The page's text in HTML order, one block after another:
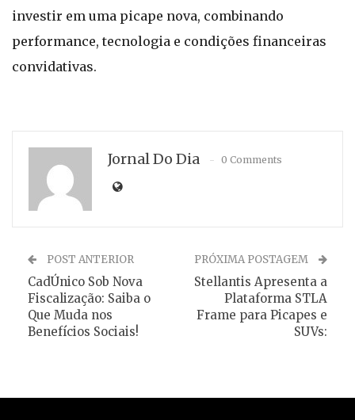
investir em uma picape nova, combinando
performance, tecnologia e condições financeiras
convidativas.
Jornal Do Dia 0 Comments
POST ANTERIOR
CadÚnico Sob Nova
Fiscalização: Saiba o
Que Muda nos
Benefícios Sociais!
PRÓXIMA POSTAGEM
Stellantis Apresenta a
Plataforma STLA
Frame para Picapes e
SUVs: